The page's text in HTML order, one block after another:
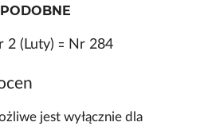
PODOBNE
2 (Luty) ꞊ Nr 284
jest wyłącznie dla